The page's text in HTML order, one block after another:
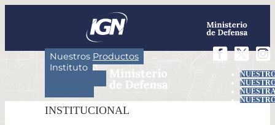
Nuestros Productos
Instituto
INSTITUCIONAL